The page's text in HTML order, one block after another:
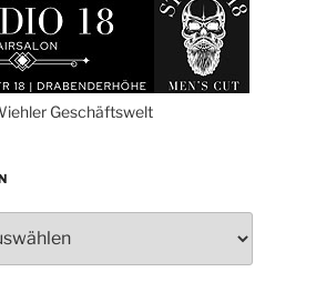
am Ehrenmal
an der
Kirche
Frauenchor
im Ev. Gemeindehaus
Burghaus
rund um die
Geschäftswelt